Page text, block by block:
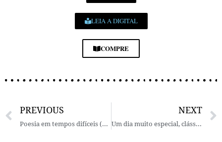
LEIA A DIGITAL
COMPRE
PREVIOUS
Poesia em tempos difíceis (Bilíngue)
NEXT
Um dia muito especial, clássico